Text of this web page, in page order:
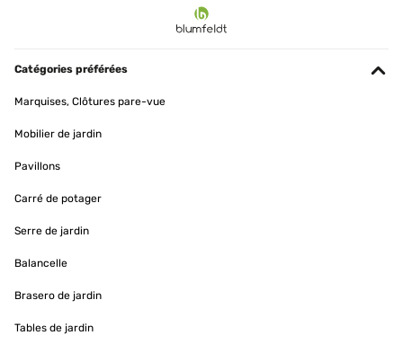
performant. Je recommande pour le sérieux.
Utilisateur d'Amazon
Catégories préférées
Marquises, Clôtures pare-vue
Mobilier de jardin
Pavillons
Carré de potager
Serre de jardin
Balancelle
Brasero de jardin
Tables de jardin